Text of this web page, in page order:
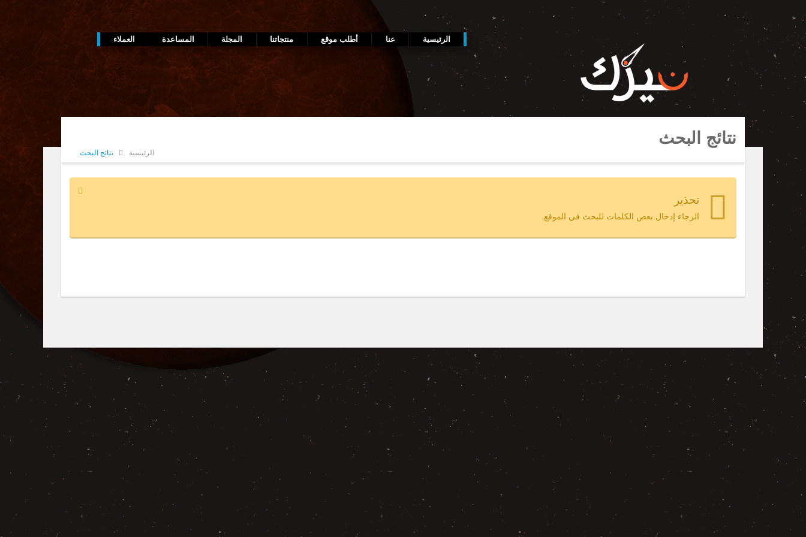
الرئيسية عنا أطلب موقع منتجاتنا المجلة المساعدة العملاء
الرئيسية نتائج البحث
نتائج البحث
تحذير
الرجاء إدخال بعض الكلمات للبحث في الموقع.